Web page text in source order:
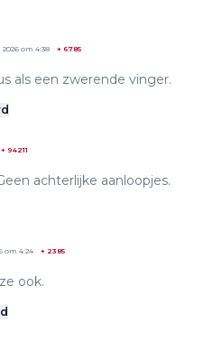
om 4:38 + 6785
als een zwerende vinger.
+ 94211
achterlijke aanloopjes.
om 4:24 + 2385
ook.